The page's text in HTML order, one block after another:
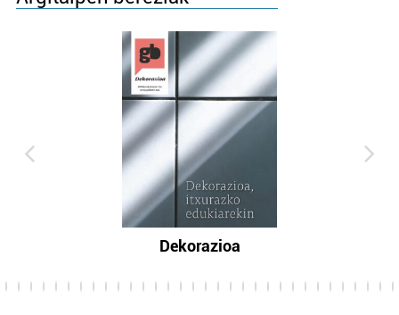
Dekorazioa